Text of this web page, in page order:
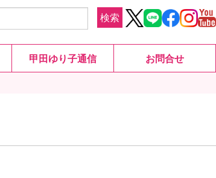
検索
甲田ゆり子通信 お問合せ